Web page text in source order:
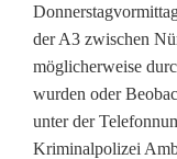
d
e
t
i
der A3 zwischen
möglicherweise
wurden oder
unter der
Kriminalpolizei